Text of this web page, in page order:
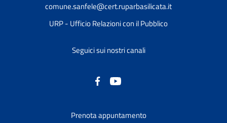
comune.sanfele@cert.ruparbasilicata.it
URP - Ufficio Relazioni con il Pubblico
Seguici sui nostri canali
Prenota appuntamento